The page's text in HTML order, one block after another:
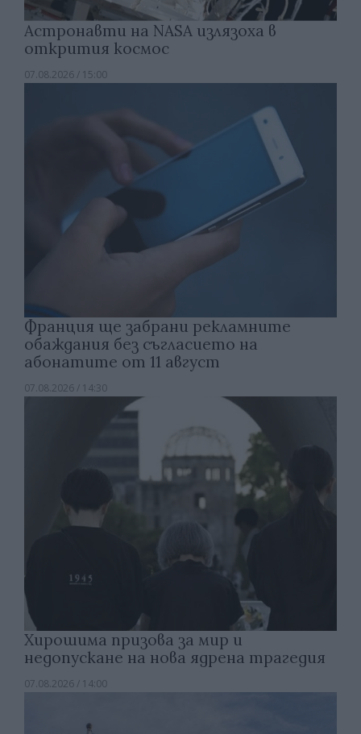
Астронавти на NASA излязоха в
открития космос
07.08.2026 / 15:00
Франция ще забрани рекламните
обаждания без съгласието на
абонатите от 11 август
07.08.2026 / 14:30
Хирошима призова за мир и
недопускане на нова ядрена трагедия
07.08.2026 / 14:00